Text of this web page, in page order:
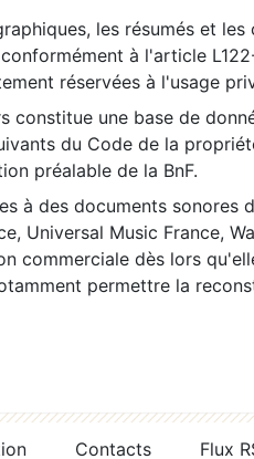
les résumés et
à l'article
réservées à l'usage
constitue une base de
du Code de la
préalable de la BnF.
à des documents sonores
Universal Music France,
commerciale dès lors
permettre la
Contacts
Flux